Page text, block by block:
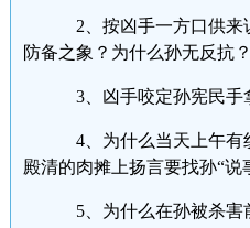
2、按凶手一方口供来
防备之象？为什么孙无反
3、凶手咬定孙宪民
4、为什么当天上午有
殿清的肉摊上扬言要找孙
5、为什么在孙被杀